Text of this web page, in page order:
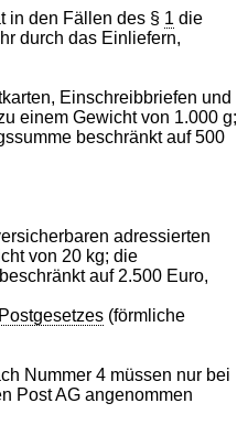
in den Fällen des § 1 die
durch das Einliefern,
Einschreibbriefen und
einem Gewicht von 1.000 g;
beschränkt auf 500
adressierten
von 20 kg; die
auf 2.500 Euro,
Postgesetzes (förmliche
Nummer 4 müssen nur bei
Post AG angenommen